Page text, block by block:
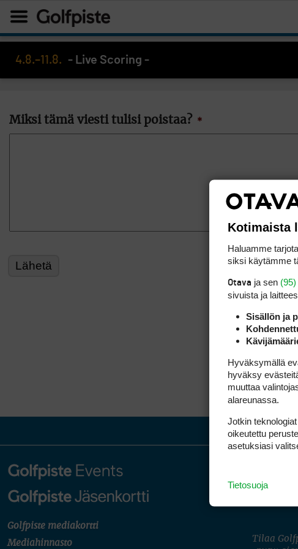
4.8.–11.8. - Live Scoring -
Miksi tämä viesti tulisi poistaa? *
Golfpiste mediakortti
Mediahinnasto
Tilaa
Kotimaista
Haluamme
siksi käytämme
Otava ja sen
sivuista ja
Sisällön ja
Hyväksymällä
hyväksy
muuttaa
alareunassa.
Jotkin
oikeutettu
asetuksiasi
Tietosuoja